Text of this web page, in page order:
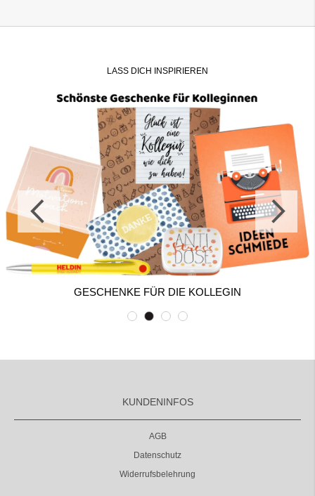
LASS DICH INSPIRIEREN
GESCHENKE FÜR DIE KOLLEGIN
KUNDENINFOS
AGB
Datenschutz
Widerrufsbelehrung